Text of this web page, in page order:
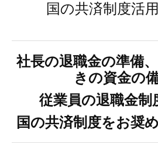
相続税還付
事業承継対策
譲渡税業務
法人税業務
国の共済制度活
社長の退職金の準備
きの資金の備
従業員の退職金制
国の共済制度をお奨